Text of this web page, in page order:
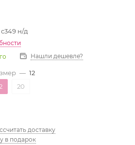
н/д
Нашли дешевле?
— 12
20
доставку
в подарок